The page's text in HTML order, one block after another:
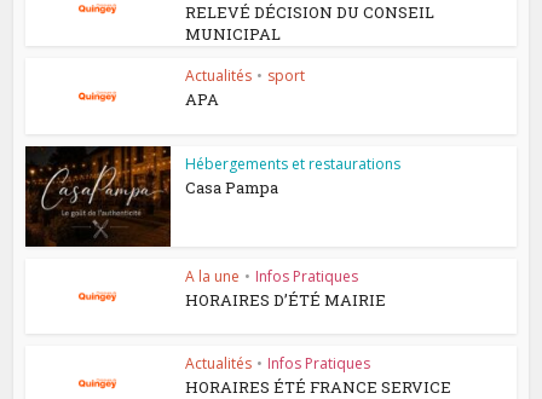
RELEVÉ DÉCISION DU CONSEIL
MUNICIPAL
Actualités • sport
APA
Hébergements et restaurations
Casa Pampa
A la une • Infos Pratiques
HORAIRES D’ÉTÉ MAIRIE
Actualités • Infos Pratiques
HORAIRES ÉTÉ FRANCE SERVICE